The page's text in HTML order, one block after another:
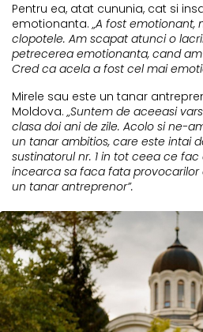
Pentru ea, atat cununia, cat si
emotionanta.„A fost emotionant,
clopotele. Am scapat atunci o
petrecerea emotionanta, cand
Cred ca acela a fost cel mai
Mirele sau este un tanar
Moldova.„Suntem de aceeasi
clasa doi ani de zile. Acolo si ne-
un tanar ambitios, care este intai
sustinatorul nr. 1 in tot ceea ce
incearca sa faca fata provocarilor
un tanar antreprenor”.